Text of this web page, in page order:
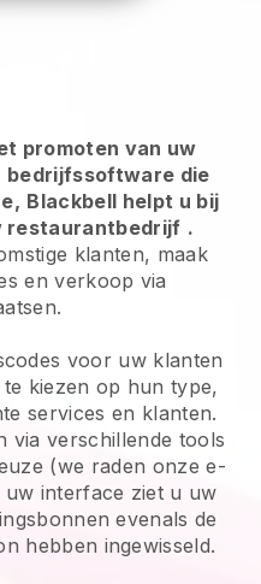
promoten van uw
bedrijfssoftware die
Blackbell helpt u bij
restaurantbedrijf .
klanten, maak
en verkoop via
voor uw klanten
kiezen op hun type,
services en klanten.
via verschillende tools
(we raden onze e-
uw interface ziet u uw
evenals de
hebben ingewisseld.